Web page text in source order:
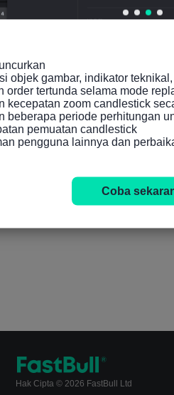
Hak Cipta © 2026 FastBull Ltd
objek gambar, indikator
order tertunda selama mode
kecepatan zoom candlestick
beberapa periode perhitungan
pemuatan candlestick
pengguna lainnya dan
Coba